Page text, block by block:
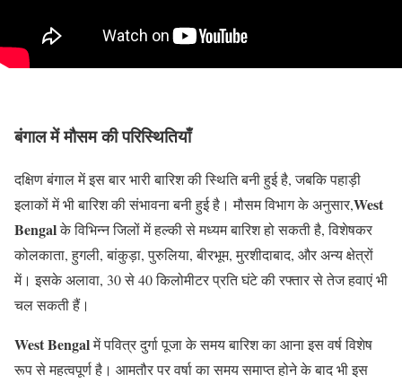
बंगाल में मौसम की परिस्थितियाँ
दक्षिण बंगाल में इस बार भारी बारिश की स्थिति बनी हुई है, जबकि पहाड़ी
इलाकों में भी बारिश की संभावना बनी हुई है। मौसम विभाग के अनुसार,West
Bengalके विभिन्न जिलों में हल्की से मध्यम बारिश हो सकती है, विशेषकर
कोलकाता, हुगली, बांकुड़ा, पुरुलिया, बीरभूम, मुरशीदाबाद, और अन्य क्षेत्रों
में। इसके अलावा, 30 से 40 किलोमीटर प्रति घंटे की रफ्तार से तेज हवाएं भी
चल सकती हैं।
West Bengalमें पवित्र दुर्गा पूजा के समय बारिश का आना इस वर्ष विशेष
रूप से महत्वपूर्ण है। आमतौर पर वर्षा का समय समाप्त होने के बाद भी इस